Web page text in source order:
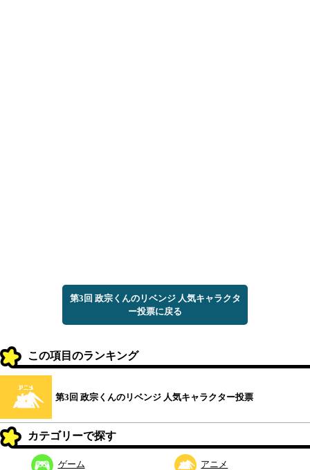
第3回 政宗くんのリベンジ 人気キャラクタ
ー投票に戻る
この項目のランキング
第3回 政宗くんのリベンジ 人気キャラクター投票
カテゴリーで探す
ゲーム アニメ